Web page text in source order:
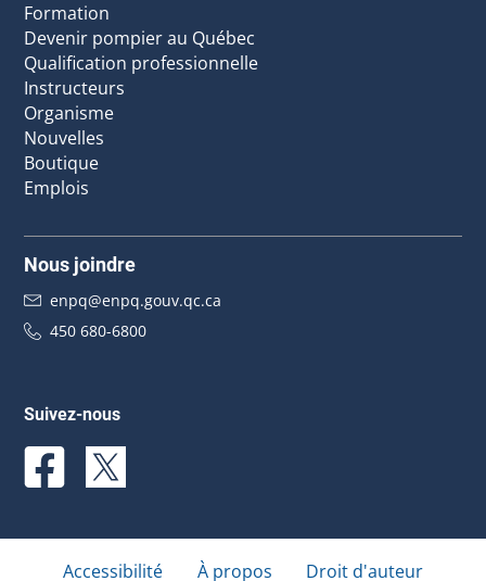
Formation
Devenir pompier au Québec
Qualification professionnelle
Instructeurs
Organisme
Nouvelles
Boutique
Emplois
Nous joindre
enpq@enpq.gouv.qc.ca
450 680-6800
Suivez-nous
Accessibilité À propos Droit d'auteur